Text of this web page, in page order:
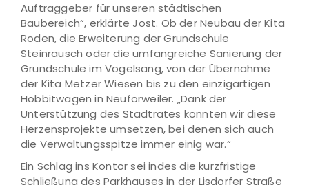
Auftraggeber für unseren städtischen
Baubereich“, erklärte Jost. Ob der Neubau der Kita
Roden, die Erweiterung der Grundschule
Steinrausch oder die umfangreiche Sanierung der
Grundschule im Vogelsang, von der Übernahme
der Kita Metzer Wiesen bis zu den einzigartigen
Hobbitwagen in Neuforweiler. „Dank der
Unterstützung des Stadtrates konnten wir diese
Herzensprojekte umsetzen, bei denen sich auch
die Verwaltungsspitze immer einig war.“
Ein Schlag ins Kontor sei indes die kurzfristige
Schließung des Parkhauses in der Lisdorfer Straße